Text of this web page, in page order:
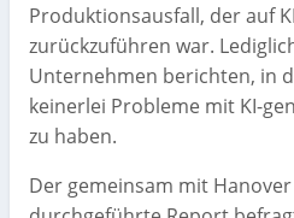
Produktionsausfall, der auf
zurückzuführen war.
Unternehmen berichten, in
keinerlei Probleme mit KI-
zu haben.
Der gemeinsam mit Hanover